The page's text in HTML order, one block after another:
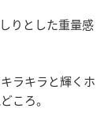
りとした重量感
ラキラと輝くホ
ころ。